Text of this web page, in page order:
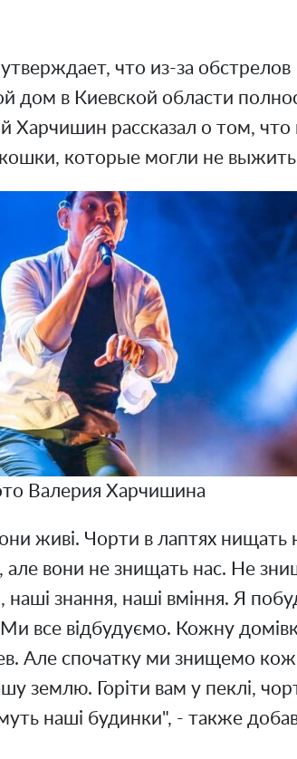
что из-за обстрелов
дом в Киевской области
Харчишин рассказал о том, что
которые могли не
Валерия Харчишина
живі. Чорти в лаптях нищать
вони не знищать нас. Не
знання, наші вміння. Я
Ми все відбудуємо. Кожну
Але спочатку ми знищемо
землю. Горіти вам у пеклі,
наші будинки", - также